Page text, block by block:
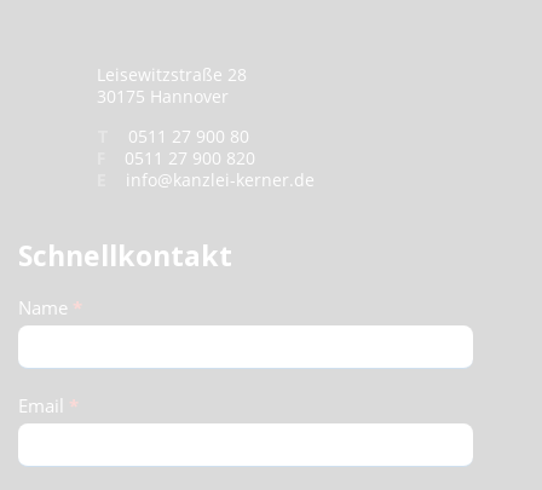
Leisewitzstraße 28
30175 Hannover
0511 27 900 80
0511 27 900 820
info@kanzlei-kerner.de
Schnellkontakt
Schnellkontakt
(Footer)
Name *
Email *